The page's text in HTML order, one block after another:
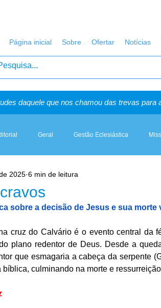
Página inicial Sobre Ofertar Notícias
daquele que nos chamou das trevas para
Geral Gestão Eclesiástica
Sermões & Esboços
2025 6 min de leitura
sobre a decisão de Jesus e sua morte
cruz do Calvário é o evento central da
plano redentor de Deus. Desde a
que esmagaria a cabeça da serpente
culminando na morte e